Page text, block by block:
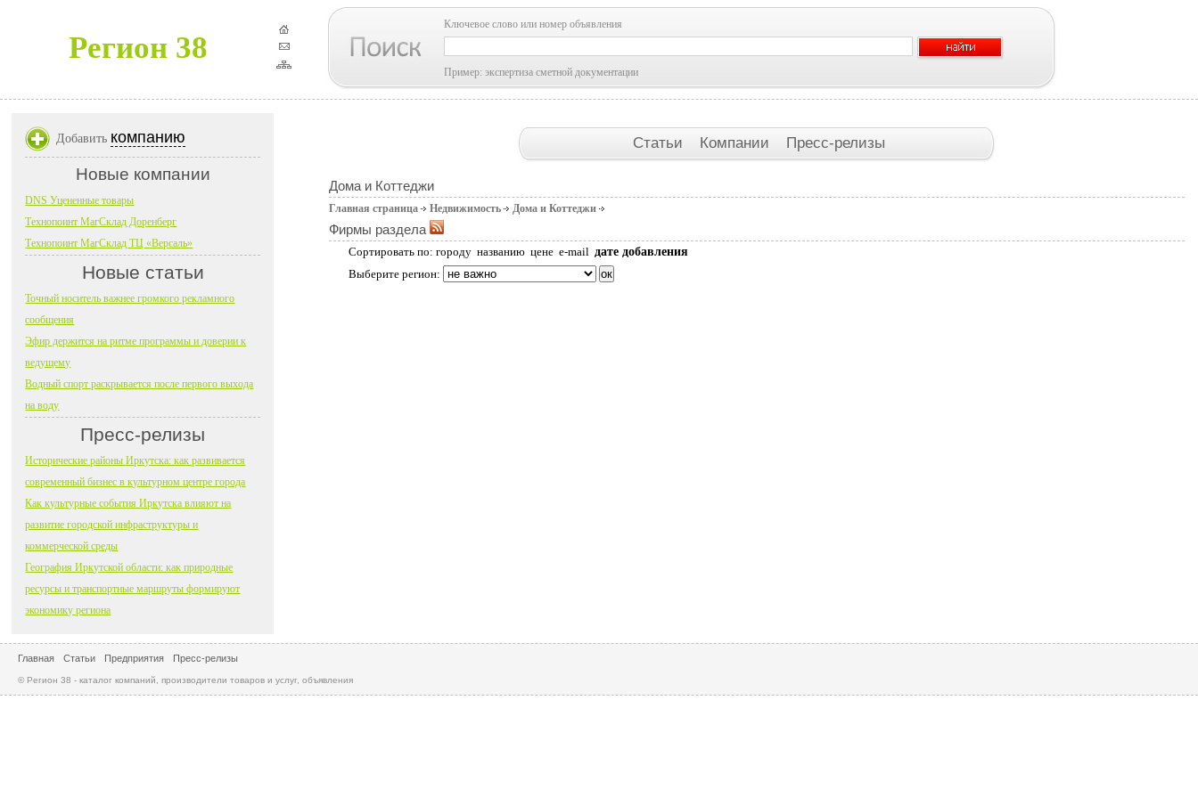
Регион 38
Ключевое слово или номер объявления
Пример: экспертиза сметной документации
Статьи Компании Пресс-релизы
Дома и Коттеджи
Главная страница Недвижимость Дома и Коттеджи
Фирмы раздела
Сортировать по: городу названию цене e-mail дате добавления
Выберите регион:
Добавить компанию
Новые компании
DNS Уцененные товары
Технопоинт МагСклад Доренберг
Технопоинт МагСклад ТЦ «Версаль»
Новые статьи
Точный носитель важнее громкого рекламного
сообщения
Эфир держится на ритме программы и доверии к
ведущему
Водный спорт раскрывается после первого выхода
на воду
Пресс-релизы
Исторические районы Иркутска: как развивается
современный бизнес в культурном центре города
Как культурные события Иркутска влияют на
развитие городской инфраструктуры и
коммерческой среды
География Иркутской области: как природные
ресурсы и транспортные маршруты формируют
экономику региона
Главная Статьи Предприятия Пресс-релизы
© Регион 38 - каталог компаний, производители товаров и услуг, объявления